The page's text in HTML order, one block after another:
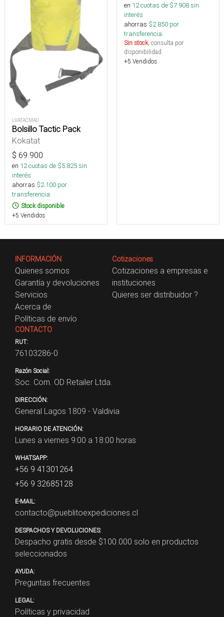
LVATACMA0
Bolsillo Tactic Pack
Kokatat
$ 69.900
en 12cuotas de $5.825sin
interés
ahorras $2.100 por
transferencia.
Stock disponible
+5 Vendidos
en 12cuotas de $7.908sin
interés
ahorras $2.850 por
transferencia.
Sin stock, consulta por
disponibilidad.
+5 Vendidos
INFORMACIÓN
Quienes somos
Garantía y devoluciones
Servicios
Acerca de
Políticas de envío
Cotizaciones
Cotizaciones a empresas e
instituciones
Quieres ser distribuidor ?
CONTACTO
RUT:
76103286-0
Razón Social:
Soc. Com. OD Retailer Ltda.
DIRECCIÓN:
General Lagos 1809 - Valdivia
HORARIO DE ATENCIÓN:
Lunes a viernes 9:00 a 18:00 horas
WHATSAPP:
+56 9 41301264
+56 9 32685128
E-MAIL:
contacto@pueblitoexpediciones.cl
DESPACHOS Y DEVOLUCIONES:
Despacho gratis desde $100.000 solo en productos
seleccionados
AYUDA:
Preguntas frecuentes
LEGAL:
Políticas y privacidad